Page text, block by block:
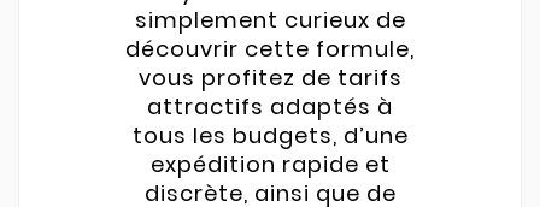
simplement curieux de
découvrir cette formule,
vous profitez de tarifs
attractifs adaptés à
tous les budgets, d’une
expédition rapide et
discrète, ainsi que de